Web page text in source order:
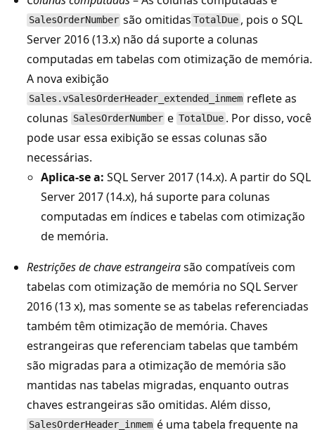
SalesOrderNumber são omitidas TotalDue , pois o SQL
Server 2016 (13.x) não dá suporte a colunas
computadas em tabelas com otimização de memória.
A nova exibição
Sales.vSalesOrderHeader_extended_inmem reflete as
colunas SalesOrderNumber e TotalDue . Por disso, você
pode usar essa exibição se essas colunas são
necessárias.
Aplica-se a: SQL Server 2017 (14.x). A partir do SQL
Server 2017 (14.x), há suporte para colunas
computadas em índices e tabelas com otimização
de memória.
Restrições de chave estrangeirasão compatíveis com
tabelas com otimização de memória no SQL Server
2016 (13 x), mas somente se as tabelas referenciadas
também têm otimização de memória. Chaves
estrangeiras que referenciam tabelas que também
são migradas para a otimização de memória são
mantidas nas tabelas migradas, enquanto outras
chaves estrangeiras são omitidas. Além disso,
SalesOrderHeader_inmem é uma tabela frequente na